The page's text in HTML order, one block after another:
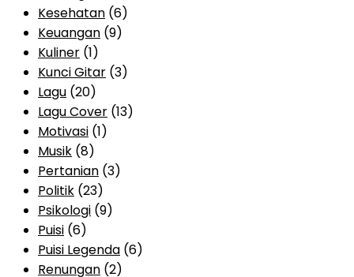
Kesehatan (6)
Keuangan (9)
Kuliner (1)
Kunci Gitar (3)
Lagu (20)
Lagu Cover (13)
Motivasi (1)
Musik (8)
Pertanian (3)
Politik (23)
Psikologi (9)
Puisi (6)
Puisi Legenda (6)
Renungan (2)